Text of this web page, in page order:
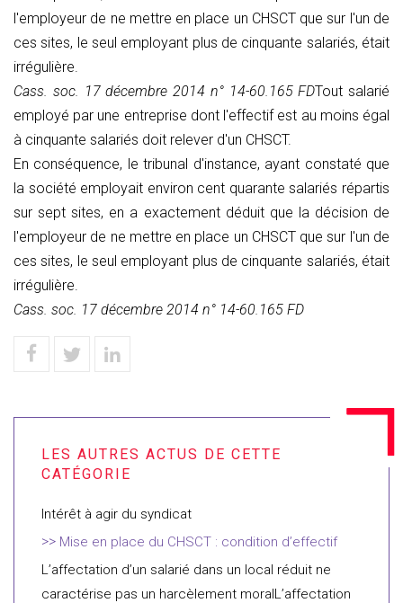
l'employeur de ne mettre en place un CHSCT que sur l'un de
ces sites, le seul employant plus de cinquante salariés, était
irrégulière.
Cass. soc. 17 décembre 2014 n° 14-60.165 FDTout salarié
employé par une entreprise dont l'effectif est au moins égal
à cinquante salariés doit relever d'un CHSCT.
En conséquence, le tribunal d'instance, ayant constaté que
la société employait environ cent quarante salariés répartis
sur sept sites, en a exactement déduit que la décision de
l'employeur de ne mettre en place un CHSCT que sur l'un de
ces sites, le seul employant plus de cinquante salariés, était
irrégulière.
Cass. soc. 17 décembre 2014 n° 14-60.165 FD
Intérêt à agir du syndicat
Mise en place du CHSCT : condition d’effectif
L’affectation d’un salarié dans un local réduit ne
caractérise pas un harcèlement moralL’affectation